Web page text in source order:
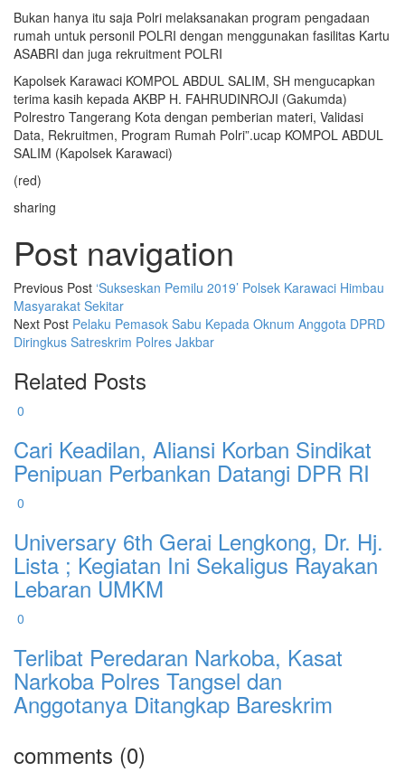
Bukan hanya itu saja Polri melaksanakan program pengadaan
rumah untuk personil POLRI dengan menggunakan fasilitas Kartu
ASABRI dan juga rekruitment POLRI
Kapolsek Karawaci KOMPOL ABDUL SALIM, SH mengucapkan
terima kasih kepada AKBP H. FAHRUDINROJI (Gakumda)
Polrestro Tangerang Kota dengan pemberian materi, Validasi
Data, Rekruitmen, Program Rumah Polri”.ucap KOMPOL ABDUL
SALIM (Kapolsek Karawaci)
(red)
sharing
Post navigation
Previous Post ‘Sukseskan Pemilu 2019’ Polsek Karawaci Himbau
Masyarakat Sekitar
Next Post Pelaku Pemasok Sabu Kepada Oknum Anggota DPRD
Diringkus Satreskrim Polres Jakbar
Related Posts
0
Cari Keadilan, Aliansi Korban Sindikat
Penipuan Perbankan Datangi DPR RI
0
Universary 6th Gerai Lengkong, Dr. Hj.
Lista ; Kegiatan Ini Sekaligus Rayakan
Lebaran UMKM
0
Terlibat Peredaran Narkoba, Kasat
Narkoba Polres Tangsel dan
Anggotanya Ditangkap Bareskrim
comments (0)